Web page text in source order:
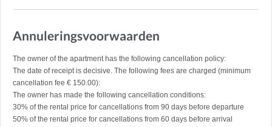
Annuleringsvoorwaarden
The owner of the apartment has the following cancellation policy:
The date of receipt is decisive. The following fees are charged (minimum
cancellation fee € 150.00):
The owner has made the following cancellation conditions:
30% of the rental price for cancellations from 90 days before departure
50% of the rental price for cancellations from 60 days before arrival